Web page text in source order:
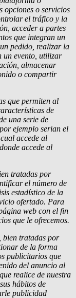
opciones o servicios
el tráfico y la
acceder a partes
que integran un
pedido, realizar la
un evento, utilizar
almacenar
o compartir
que permiten al
de
una serie de
ejemplo serian el
accede al
accede al
tratadas por
el número de
estadístico de la
ofertado. Para
web con el fin
que le ofrecemos.
bien tratadas por
de la forma
publicitarios que
del anuncio al
realice de nuestra
hábitos de
publicidad